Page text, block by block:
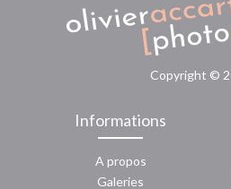
Copyright ©
Informations
A propos
Galeries